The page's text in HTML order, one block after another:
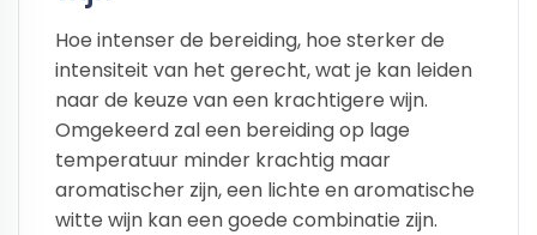
Hoe intenser de bereiding, hoe sterker de
intensiteit van het gerecht, wat je kan leiden
naar de keuze van een krachtigere wijn.
Omgekeerd zal een bereiding op lage
temperatuur minder krachtig maar
aromatischer zijn, een lichte en aromatische
witte wijn kan een goede combinatie zijn.